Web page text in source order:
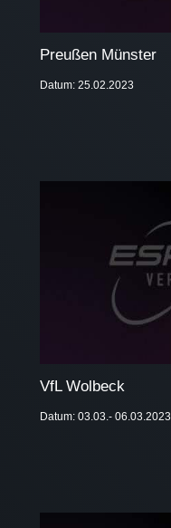
Preußen Münster
Datum: 25.02.2023
VfL Wolbeck
Datum: 03.03.- 06.03.2023